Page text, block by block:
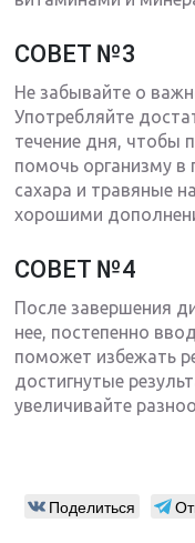
СОВЕТ №3
Не забывайте о
Употребляйте
течение дня, чтобы
помочь организму в
сахара и травяные
хорошими
СОВЕТ №4
После завершения
нее, постепенно
поможет избежать
достигнутые
увеличивайте
Поделиться